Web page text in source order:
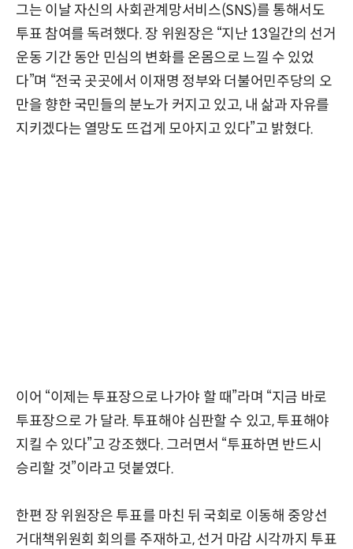
그는 이날 자신의 사회관계망서비스(SNS)를 통해서도
투표 참여를 독려했다. 장 위원장은 “지난 13일간의 선거
운동 기간 동안 민심의 변화를 온몸으로 느낄 수 있었
다”며 “전국 곳곳에서 이재명 정부와 더불어민주당의 오
만을 향한 국민들의 분노가 커지고 있고, 내 삶과 자유를
지키겠다는 열망도 뜨겁게 모아지고 있다”고 밝혔다.
이어 “이제는 투표장으로 나가야 할 때”라며 “지금 바로
투표장으로 가 달라. 투표해야 심판할 수 있고, 투표해야
지킬 수 있다”고 강조했다. 그러면서 “투표하면 반드시
승리할 것”이라고 덧붙였다.
한편 장 위원장은 투표를 마친 뒤 국회로 이동해 중앙선
거대책위원회 회의를 주재하고, 선거 마감 시각까지 투표